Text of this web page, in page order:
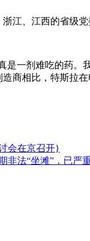
西的省级党委
难吃的药。我们
商相比，特斯拉
会在京召开}
非法“坐滩”，已严